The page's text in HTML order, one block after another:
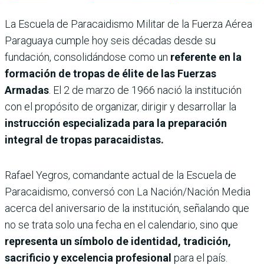
La Escuela de Paracaidismo Militar de la Fuerza Aérea
Paraguaya cumple hoy seis décadas desde su
fundación, consolidándose como un referente en la
formación de tropas de élite de las Fuerzas
Armadas . El 2 de marzo de 1966 nació la institución
con el propósito de organizar, dirigir y desarrollar la
instrucción especializada para la preparación
integral de tropas paracaidistas.
Rafael Yegros, comandante actual de la Escuela de
Paracaidismo, conversó con La Nación/Nación Media
acerca del aniversario de la institución, señalando que
no se trata solo una fecha en el calendario, sino que
representa un símbolo de identidad, tradición,
sacrificio y excelencia profesional para el país.